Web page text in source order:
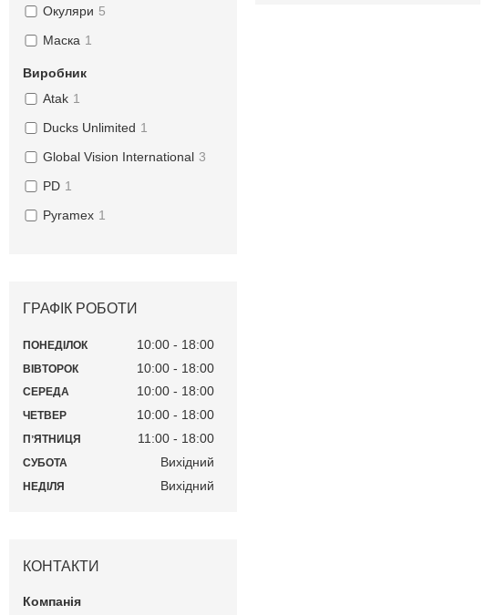
Окуляри 5
Маска 1
Виробник
Atak 1
Ducks Unlimited 1
Global Vision International 3
PD 1
Pyramex 1
ГРАФІК РОБОТИ
ПОНЕДІЛОК 10:00 18:00
ВІВТОРОК 10:00 18:00
СЕРЕДА 10:00 18:00
ЧЕТВЕР 10:00 18:00
ПʼЯТНИЦЯ 11:00 18:00
СУБОТА Вихідний
НЕДІЛЯ Вихідний
КОНТАКТИ